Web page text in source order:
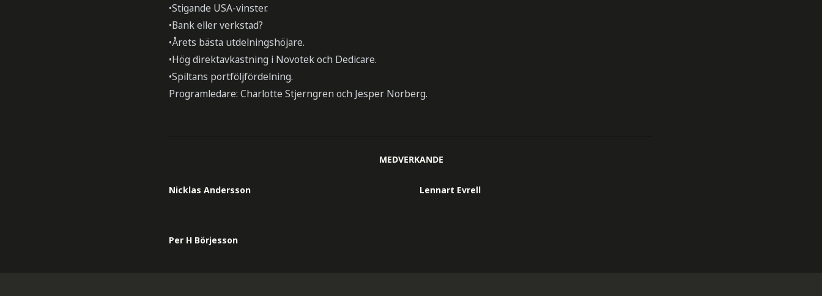
•Stigande USA-vinster.
•Bank eller verkstad?
•Årets bästa utdelningshöjare.
•Hög direktavkastning i Novotek och Dedicare.
•Spiltans portföljfördelning.
Programledare: Charlotte Stjerngren och Jesper Norberg.
MEDVERKANDE
Nicklas Andersson Lennart Evrell
Per H Börjesson